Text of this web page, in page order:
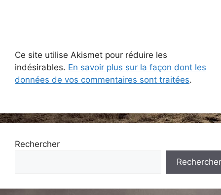
Ce site utilise Akismet pour réduire les
indésirables. En savoir plus sur la façon dont les
données de vos commentaires sont traitées.
Rechercher
Rechercher